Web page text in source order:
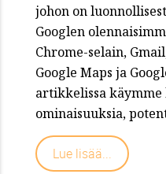
johon on
Googlen
Chrome-selain,
Google Maps ja
artikkelissa
ominaisuuksia,
Lue lisää...